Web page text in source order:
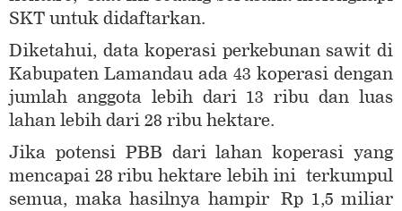
SKT untuk didaftarkan.
Diketahui, data koperasi perkebunan sawit di
Kabupaten Lamandau ada 43 koperasi dengan
jumlah anggota lebih dari 13 ribu dan luas
lahan lebih dari 28 ribu hektare.
Jika potensi PBB dari lahan koperasi yang
mencapai 28 ribu hektare lebih ini terkumpul
semua, maka hasilnya hampir Rp 1,5 miliar